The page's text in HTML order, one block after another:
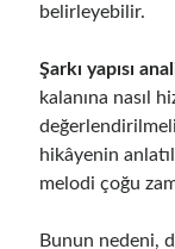
belirleyebilir.
Şarkı yapısı
kalanına nasıl
hikâyenin
melodi çoğu
Bunun nedeni,